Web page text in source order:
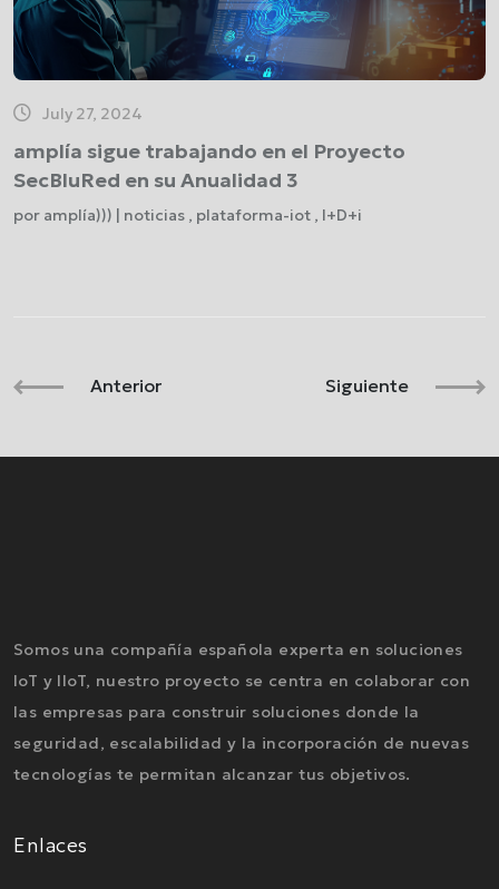
July 27, 2024
amplía sigue trabajando en el Proyecto
SecBluRed en su Anualidad 3
por amplía))) | noticias , plataforma-iot , I+D+i
Anterior Siguiente
Somos una compañía española experta en soluciones
IoT y IIoT, nuestro proyecto se centra en colaborar con
las empresas para construir soluciones donde la
seguridad, escalabilidad y la incorporación de nuevas
tecnologías te permitan alcanzar tus objetivos.
Enlaces